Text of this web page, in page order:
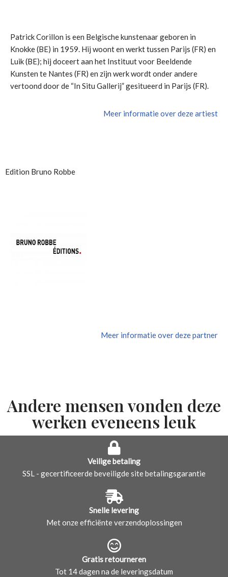
Patrick Corillon is een Belgische kunstenaar geboren in
Knokke (BE) in 1959. Hij woont en werkt tussen Parijs (FR) en
Luik (BE); hij doceert aan het Instituut voor Beeldende
Kunsten te Nantes (FR) en zijn werk wordt onder andere
vertoond door de “In Situ Gallerij” gesitueerd in Parijs (FR).
Meer informatie over deze artiest
Edition Bruno Robbe
Meer informatie over deze partner
Andere mensen vonden deze
werken eveneens leuk
Veilige betaling
SSL - gecertificeerde beveiligde site betalingsgarantie
Snelle levering
Met onze efficiënte verzendoplossingen
Gratis retourneren
Tot 14 dagen na de leveringsdatum